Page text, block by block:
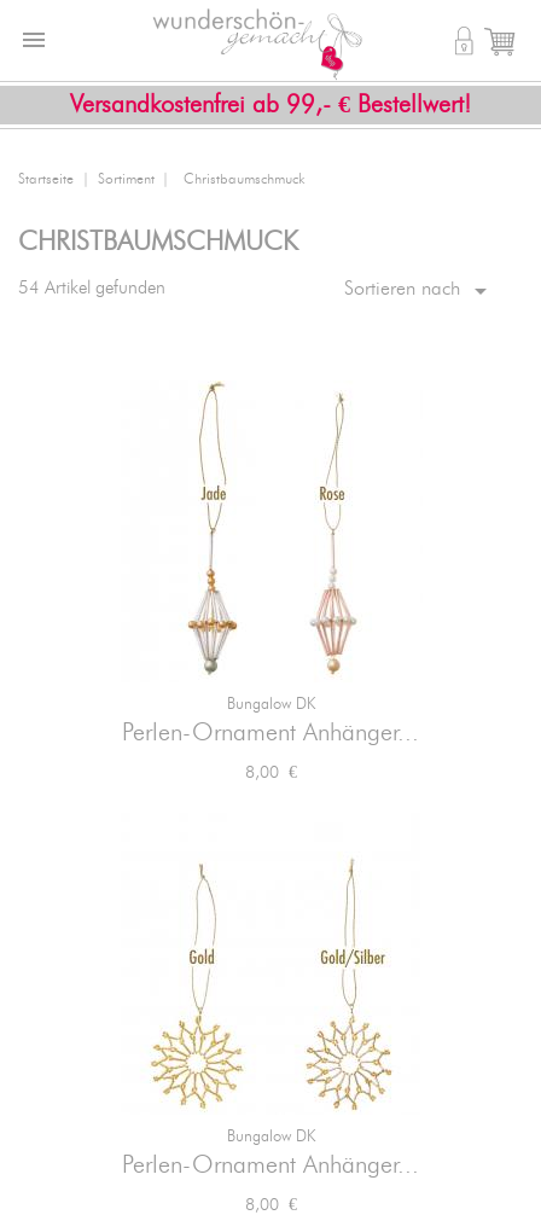
Versandkostenfrei ab 99,- € Bestellwert!
 shopping_cart

Startseite Sortiment Christbaumschmuck
CHRISTBAUMSCHMUCK
54 Artikel gefunden Sortieren nach 
Bungalow DK
Perlen-Ornament Anhänger...
Preis
8,00 €
Bungalow DK
Perlen-Ornament Anhänger...
Preis
8,00 €